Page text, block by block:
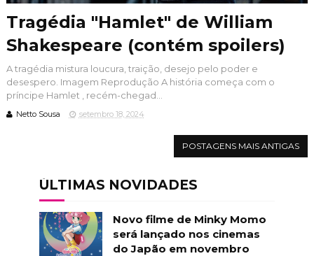
Tragédia "Hamlet" de William
Shakespeare (contém spoilers)
A tragédia mistura loucura, traição, desejo pelo poder e
desespero. Imagem Reprodução A história começa com o
príncipe Hamlet , recém-chegad...
Netto Sousa setembro 18, 2024
POSTAGENS MAIS ANTIGAS
ÚLTIMAS NOVIDADES
Novo filme de Minky Momo
será lançado nos cinemas
do Japão em novembro